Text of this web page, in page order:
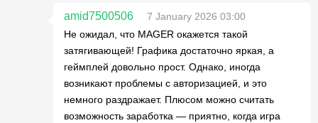
amid7500506
7 January 2026 03:00
Не ожидал, что MAGER окажется такой
затягивающей! Графика достаточно яркая, а
геймплей довольно прост. Однако, иногда
возникают проблемы с авторизацией, и это
немного раздражает. Плюсом можно считать
возможность заработка — приятно, когда игра